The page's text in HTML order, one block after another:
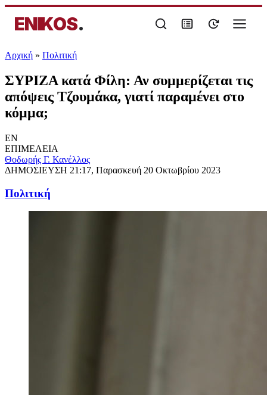
ENIKOS.
Αρχική » Πολιτική
ΣΥΡΙΖΑ κατά Φίλη: Αν συμμερίζεται τις
απόψεις Τζουμάκα, γιατί παραμένει στο
κόμμα;
EN
ΕΠΙΜΕΛΕΙΑ
Θοδωρής Γ. Κανέλλος
ΔΗΜΟΣΙΕΥΣΗ 21:17, Παρασκευή 20 Οκτωβρίου 2023
Πολιτική